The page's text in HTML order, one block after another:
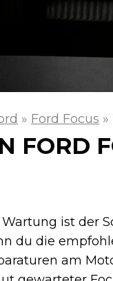
» Ford Focus »
FORD
ist der
du die
am